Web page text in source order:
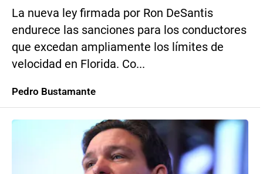
La nueva ley firmada por Ron DeSantis
endurece las sanciones para los conductores
que excedan ampliamente los límites de
velocidad en Florida. Co...
Pedro Bustamante